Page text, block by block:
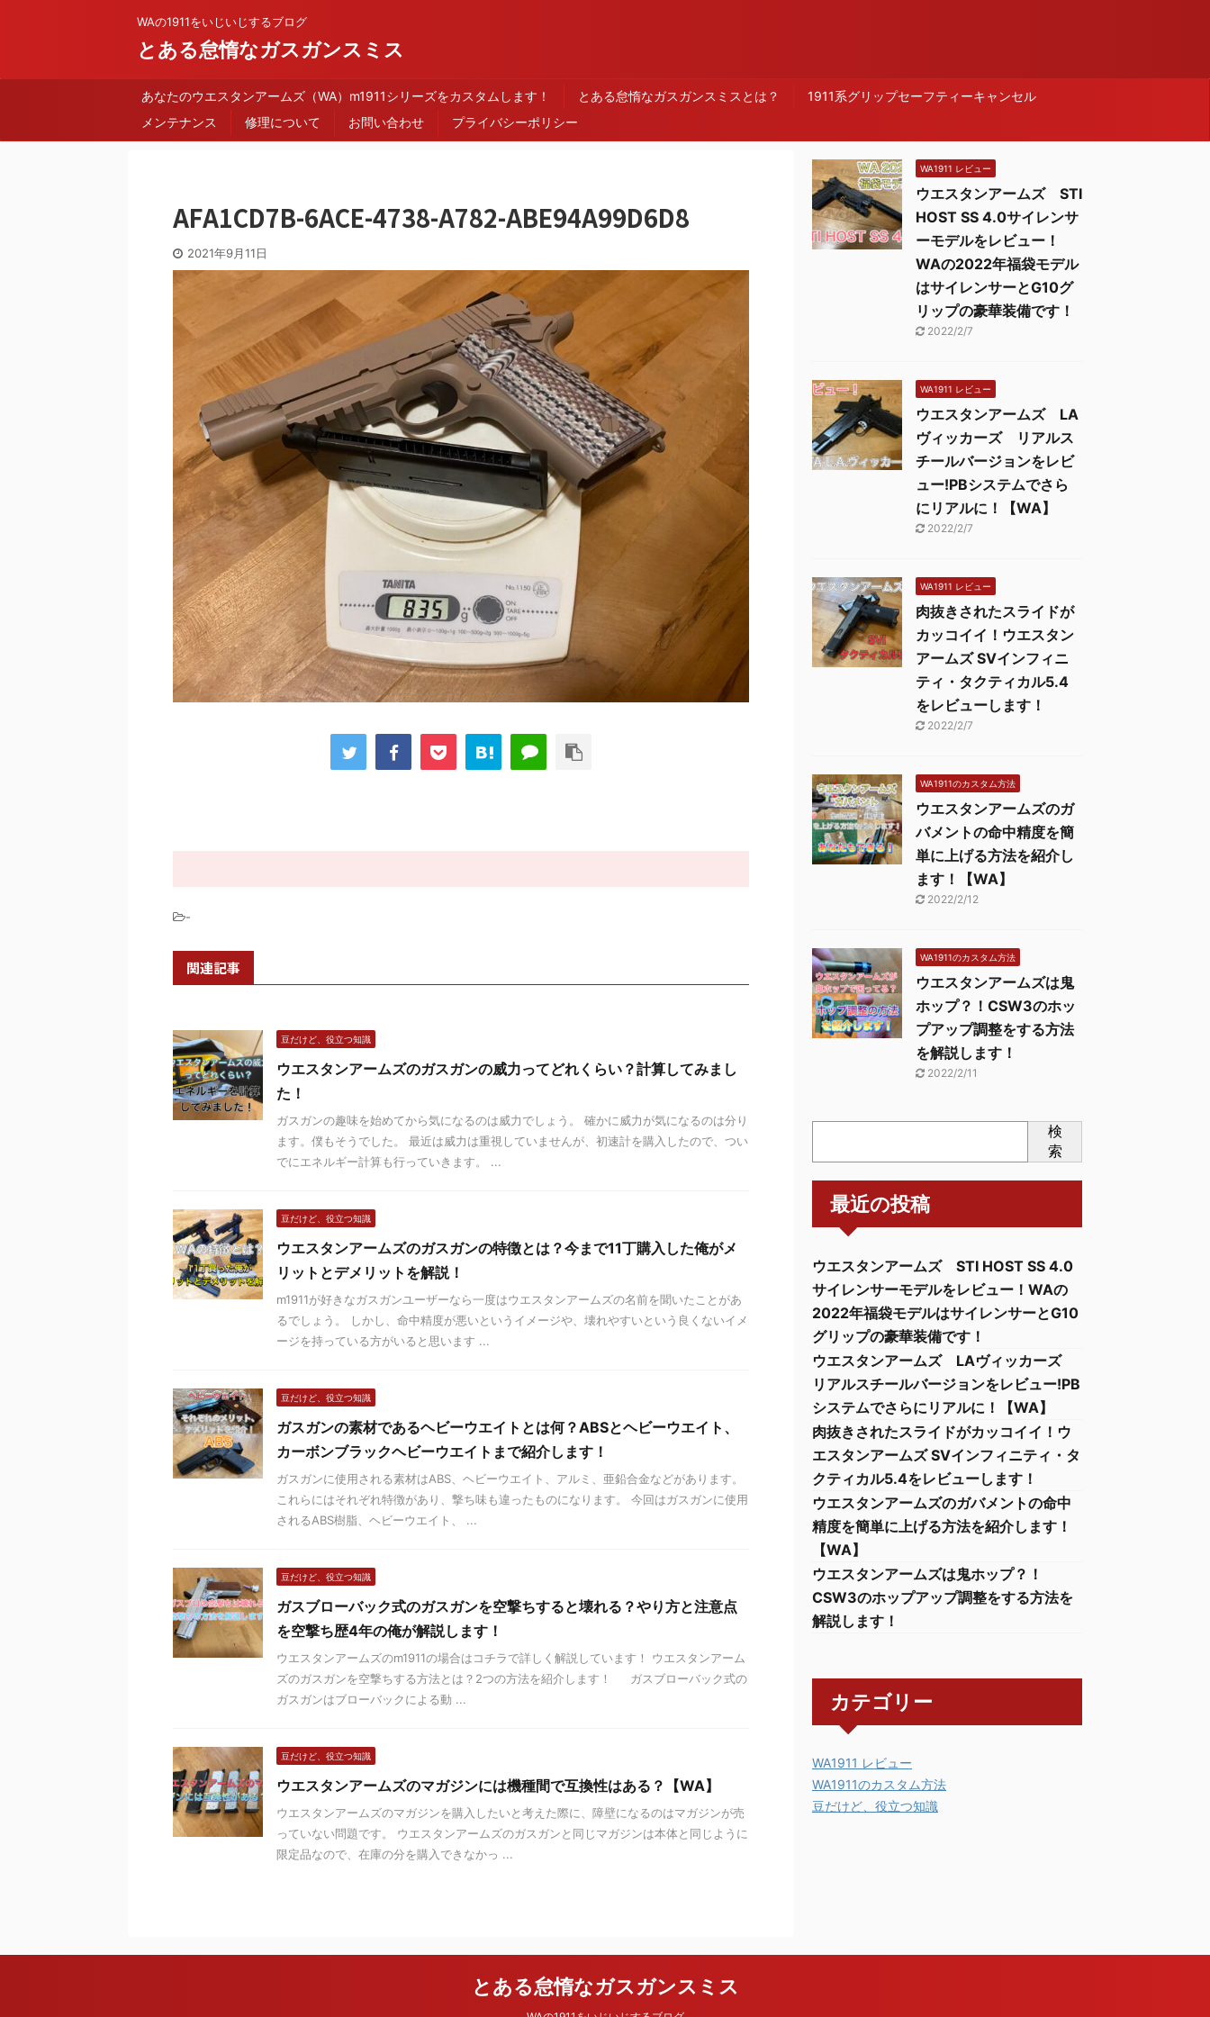
WAの1911をいじいじするブログ
とある怠惰なガスガンスミス
あなたのウエスタンアームズ（WA）m1911シリーズをカスタムします！ とある怠惰なガスガンスミスとは？
1911系グリップセーフティーキャンセル
メンテナンス
修理について お問い合わせ プライバシーポリシー
AFA1CD7B-6ACE-4738-A782-ABE94A99D6D8
2021年9月11日
-
関連記事
豆だけど、役立つ知識
ウエスタンアームズのガスガンの威力ってどれくらい？計算してみまし
た！
ガスガンの趣味を始めてから気になるのは威力でしょう。 確かに威力が気になるのは分り
ます。僕もそうでした。 最近は威力は重視していませんが、初速計を購入したので、つい
でにエネルギー計算も行っていきます。 ...
豆だけど、役立つ知識
ウエスタンアームズのガスガンの特徴とは？今まで11丁購入した俺がメ
リットとデメリットを解説！
m1911が好きなガスガンユーザーなら一度はウエスタンアームズの名前を聞いたことがあ
るでしょう。 しかし、命中精度が悪いというイメージや、壊れやすいという良くないイメ
ージを持っている方がいると思います ...
豆だけど、役立つ知識
ガスガンの素材であるヘビーウエイトとは何？ABSとヘビーウエイト、
カーボンブラックヘビーウエイトまで紹介します！
ガスガンに使用される素材はABS、ヘビーウエイト、アルミ、亜鉛合金などがあります。
これらにはそれぞれ特徴があり、撃ち味も違ったものになります。 今回はガスガンに使用
されるABS樹脂、ヘビーウエイト、 ...
豆だけど、役立つ知識
ガスブローバック式のガスガンを空撃ちすると壊れる？やり方と注意点
を空撃ち歴4年の俺が解説します！
ウエスタンアームズのm1911の場合はコチラで詳しく解説しています！ ウエスタンアーム
ズのガスガンを空撃ちする方法とは？2つの方法を紹介します！ ガスブローバック式の
ガスガンはブローバックによる動 ...
豆だけど、役立つ知識
ウエスタンアームズのマガジンには機種間で互換性はある？【WA】
ウエスタンアームズのマガジンを購入したいと考えた際に、障壁になるのはマガジンが売
っていない問題です。 ウエスタンアームズのガスガンと同じマガジンは本体と同じように
限定品なので、在庫の分を購入できなかっ ...
WA1911 レビュー
ウエスタンアームズ STI
HOST SS 4.0サイレンサ
ーモデルをレビュー！
WAの2022年福袋モデル
はサイレンサーとG10グ
リップの豪華装備です！
2022/2/7
WA1911 レビュー
ウエスタンアームズ LA
ヴィッカーズ リアルス
チールバージョンをレビ
ュー!PBシステムでさら
にリアルに！【WA】
2022/2/7
WA1911 レビュー
肉抜きされたスライドが
カッコイイ！ウエスタン
アームズ SVインフィニ
ティ・タクティカル5.4
をレビューします！
2022/2/7
WA1911のカスタム方法
ウエスタンアームズのガ
バメントの命中精度を簡
単に上げる方法を紹介し
ます！【WA】
2022/2/12
WA1911のカスタム方法
ウエスタンアームズは鬼
ホップ？！CSW3のホッ
プアップ調整をする方法
を解説します！
2022/2/11
検
索
最近の投稿
ウエスタンアームズ STI HOST SS 4.0
サイレンサーモデルをレビュー！WAの
2022年福袋モデルはサイレンサーとG10
グリップの豪華装備です！
ウエスタンアームズ LAヴィッカーズ
リアルスチールバージョンをレビュー!PB
システムでさらにリアルに！【WA】
肉抜きされたスライドがカッコイイ！ウ
エスタンアームズ SVインフィニティ・タ
クティカル5.4をレビューします！
ウエスタンアームズのガバメントの命中
精度を簡単に上げる方法を紹介します！
【WA】
ウエスタンアームズは鬼ホップ？！
CSW3のホップアップ調整をする方法を
解説します！
カテゴリー
WA1911 レビュー
WA1911のカスタム方法
豆だけど、役立つ知識
とある怠惰なガスガンスミス